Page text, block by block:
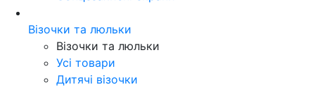
Візочки та люльки
Візочки та люльки
Усі товари
Дитячі візочки